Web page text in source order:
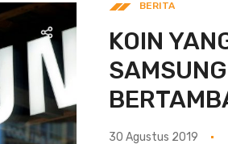
BERITA
KOIN
30 Agustus 2019